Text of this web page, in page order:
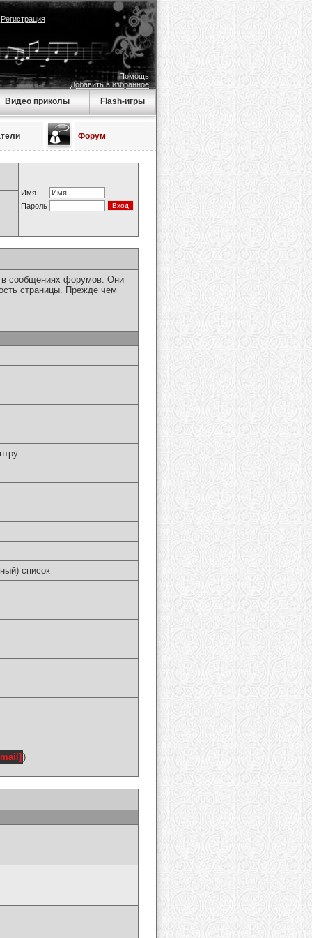
Регистрация
Помощь
Добавить в избранное
Видео приколы Flash-игры
Форум
Имя
Пароль
в сообщениях форумов. Они
страницы. Прежде чем
список
)